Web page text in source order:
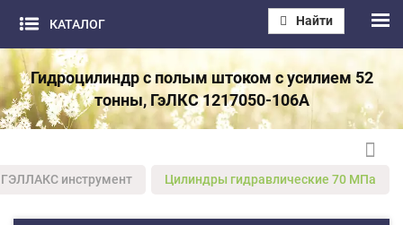
КАТАЛОГ Найти
Гидроцилиндр с полым штоком с усилием 52
тонны, ГэЛКС 1217050-106А
ГЭЛЛАКС инструмент Цилиндры гидравлические 70 МПа